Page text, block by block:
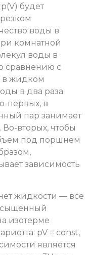
будет
воды в
комнатной
воды в
сравнению с
в жидком
в два раза
первых, в
пар занимает
вторых, чтобы
под поршнем
зависимость
жидкости — все
изотерме
pV = const,
является